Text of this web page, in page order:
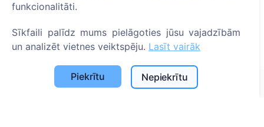
Administratoriem
© 2013 - 2026 Cemety Visas tiesības aizsargātas
Privātuma politika un noteikumi.
funkcionalitāti.
Sīkfaili palīdz mums pielāgoties jūsu vajadzībām
un analizēt vietnes veiktspēju. Lasīt vairāk
Piekrītu Nepiekrītu